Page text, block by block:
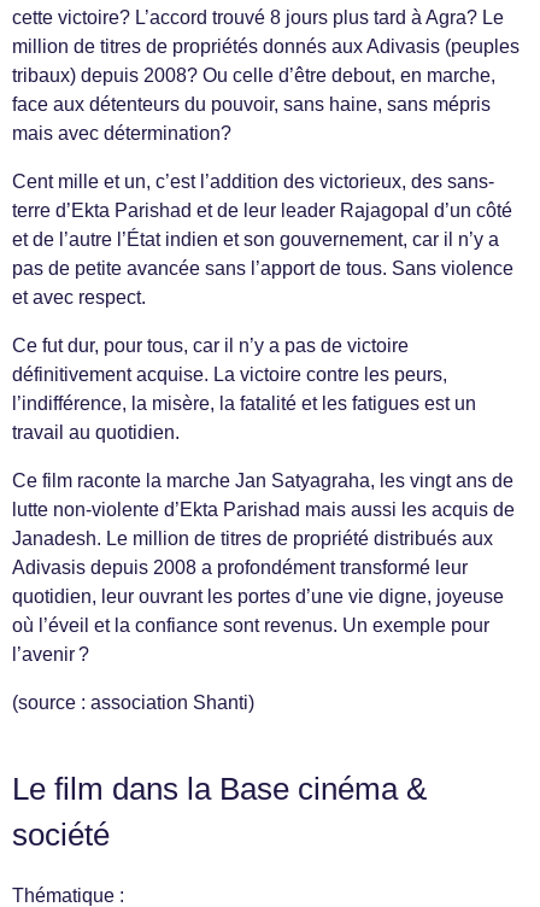
cette victoire? L’accord trouvé 8 jours plus tard à Agra? Le
million de titres de propriétés donnés aux Adivasis (peuples
tribaux) depuis 2008? Ou celle d’être debout, en marche,
face aux détenteurs du pouvoir, sans haine, sans mépris
mais avec détermination?
Cent mille et un, c’est l’addition des victorieux, des sans-
terre d’Ekta Parishad et de leur leader Rajagopal d’un côté
et de l’autre l’État indien et son gouvernement, car il n’y a
pas de petite avancée sans l’apport de tous. Sans violence
et avec respect.
Ce fut dur, pour tous, car il n’y a pas de victoire
définitivement acquise. La victoire contre les peurs,
l’indifférence, la misère, la fatalité et les fatigues est un
travail au quotidien.
Ce film raconte la marche Jan Satyagraha, les vingt ans de
lutte non-violente d’Ekta Parishad mais aussi les acquis de
Janadesh. Le million de titres de propriété distribués aux
Adivasis depuis 2008 a profondément transformé leur
quotidien, leur ouvrant les portes d’une vie digne, joyeuse
où l’éveil et la confiance sont revenus. Un exemple pour
l’avenir ?
(source : association Shanti)
Le film dans la Base cinéma &
société
Thématique :